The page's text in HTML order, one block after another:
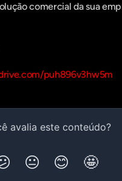
comercial da sua
puh896v3hw5m